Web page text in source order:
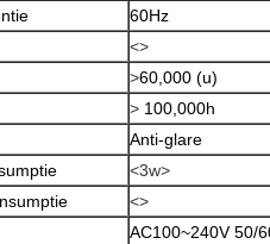
60Hz
<>
>60,000 (u)
> 100,000h
Anti-glare
<3w>
<>
AC100~240V 50/